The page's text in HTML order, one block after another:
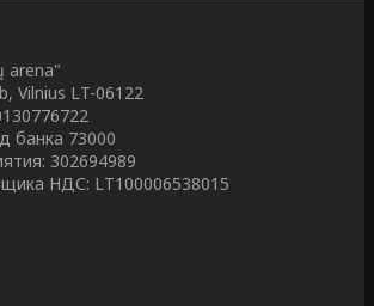
arena"
Vilnius LT-06122
банка 73000
302694989
НДС: LT100006538015